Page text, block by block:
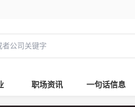
职场资讯 一句话信息